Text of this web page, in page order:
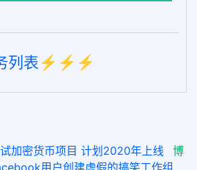
列表⚡️⚡️⚡️
加密货币项目 计划2020年上线
博
用户创建虚假的搞笑工作组